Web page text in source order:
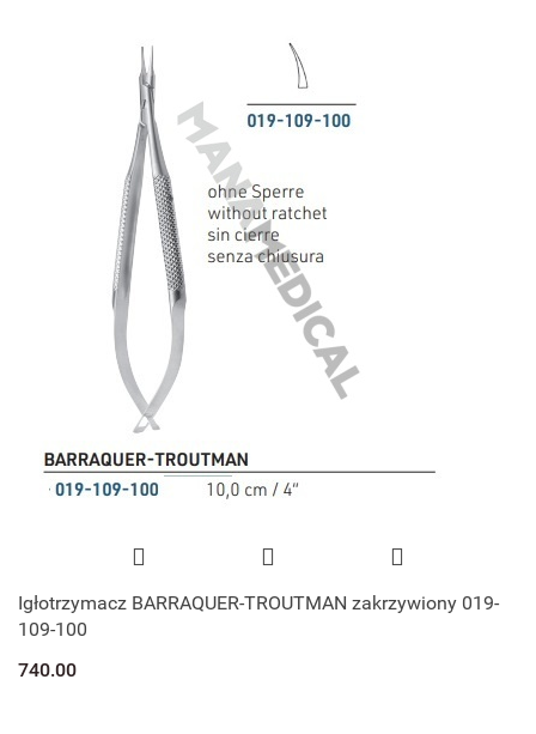
Igłotrzymacz BARRAQUER-TROUTMAN zakrzywiony 019-
109-100
740.00